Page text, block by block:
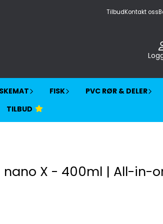
TilbudKontakt oss
FISK PVC RØR & DELER
TILBUD
nano X - 400ml | All-in-